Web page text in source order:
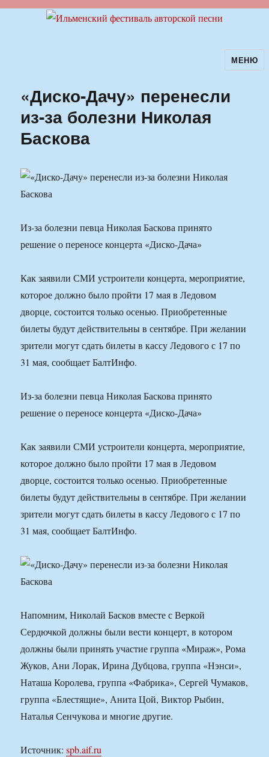
Ильменский фестиваль авторскойМЕНЮ
«Диско-Дачу» перенесли
из-за болезни Николая
Баскова
Из-за болезни певца Николая Баскова принято
решение о переносе концерта «Диско-Дача»
Как заявили СМИ устроители концерта, мероприятие,
которое должно было пройти 17 мая в Ледовом
дворце, состоится только осенью. Приобретенные
билеты будут действительны в сентябре. При желании
зрители могут сдать билеты в кассу Ледового с 17 по
31 мая, сообщает БалтИнфо.
Из-за болезни певца Николая Баскова принято
решение о переносе концерта «Диско-Дача»
Как заявили СМИ устроители концерта, мероприятие,
которое должно было пройти 17 мая в Ледовом
дворце, состоится только осенью. Приобретенные
билеты будут действительны в сентябре. При желании
зрители могут сдать билеты в кассу Ледового с 17 по
31 мая, сообщает БалтИнфо.
Напомним, Николай Басков вместе с Веркой
Сердючкой должны были вести концерт, в котором
должны были принять участие группа «Мираж», Рома
Жуков, Ани Лорак, Ирина Дубцова, группа «Нэнси»,
Наташа Королева, группа «Фабрика», Сергей Чумаков,
группа «Блестящие», Анита Цой, Виктор Рыбин,
Наталья Сенчукова и многие другие.
Источник:spb.aif.ru